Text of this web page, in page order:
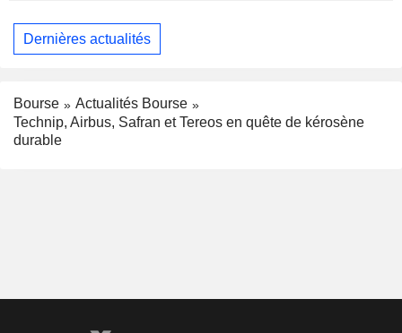
Dernières actualités
Bourse
Actualités Bourse
Technip, Airbus, Safran et Tereos en quête de kérosène
durable